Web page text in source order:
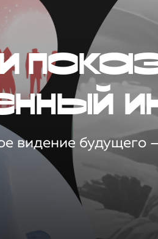
видение будущего